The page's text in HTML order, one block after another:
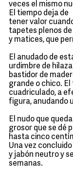
veces el mismo
El tiempo deja de
tener valor
tapetes plenos de
y matices, que
El anudado de
urdimbre de
bastidor de
grande o chico.
cuadriculado, a
figura, anudando
El nudo que
grosor que se dé
hasta cinco
Una vez
y jabón neutro y
semanas.